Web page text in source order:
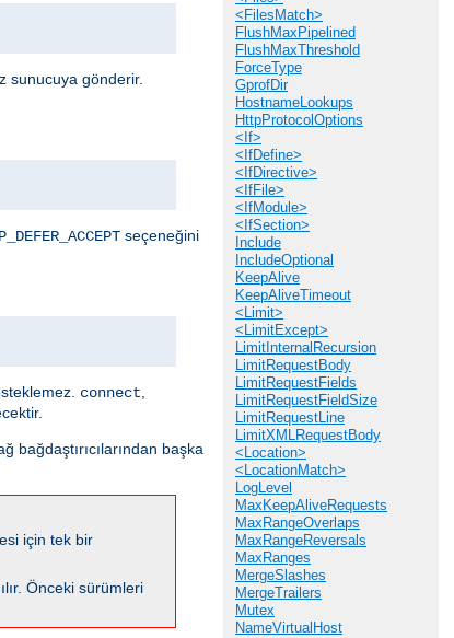
<FilesMatch>
FlushMaxPipelined
FlushMaxThreshold
ForceType
GprofDir
HostnameLookups
HttpProtocolOptions
<If>
<IfDefine>
<IfDirective>
<IfFile>
<IfModule>
<IfSection>
Include
IncludeOptional
KeepAlive
KeepAliveTimeout
<Limit>
<LimitExcept>
LimitInternalRecursion
LimitRequestBody
LimitRequestFields
LimitRequestFieldSize
LimitRequestLine
LimitXMLRequestBody
<Location>
<LocationMatch>
LogLevel
MaxKeepAliveRequests
MaxRangeOverlaps
MaxRangeReversals
MaxRanges
MergeSlashes
MergeTrailers
Mutex
NameVirtualHost
sunucuya gönderir.
seçeneğini
connect
bağdaştırıcılarından başka
için tek bir
Önceki sürümleri